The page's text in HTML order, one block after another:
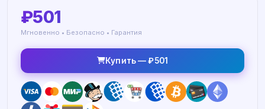
₽501
Мгновенно • Безопасно • Гарантия
Купить — ₽501